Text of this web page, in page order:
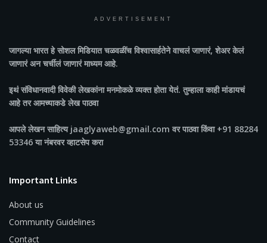
ADVERTISEMENT
जागल्या भारतहे सोशल मिडियात चळवळींच विश्वासार्हतेने वाचलं जाणारं, शेअर केलं
जाणारं अन चर्चीलं जाणारं माध्यम आहे.
इथं संविधानवादी विवेकी लेखकांना मनमोकळे व्यक्त होता येतं. तुम्हाला काही मांडायचं
आहे तर आमच्याकडे लेख पाठवा
आपले लेखन साहित्य jaaglyaweb@gmail.com वर पाठवा किंवा +91 88284
53346 या नंबरवर व्हाटसेप करा
Important Links
About us
Community Guidelines
Contact